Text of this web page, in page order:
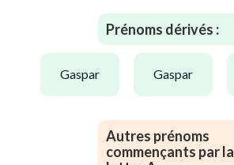
Prénoms dérivés :
gaspar gaspar
Autres prénoms
commençants par la